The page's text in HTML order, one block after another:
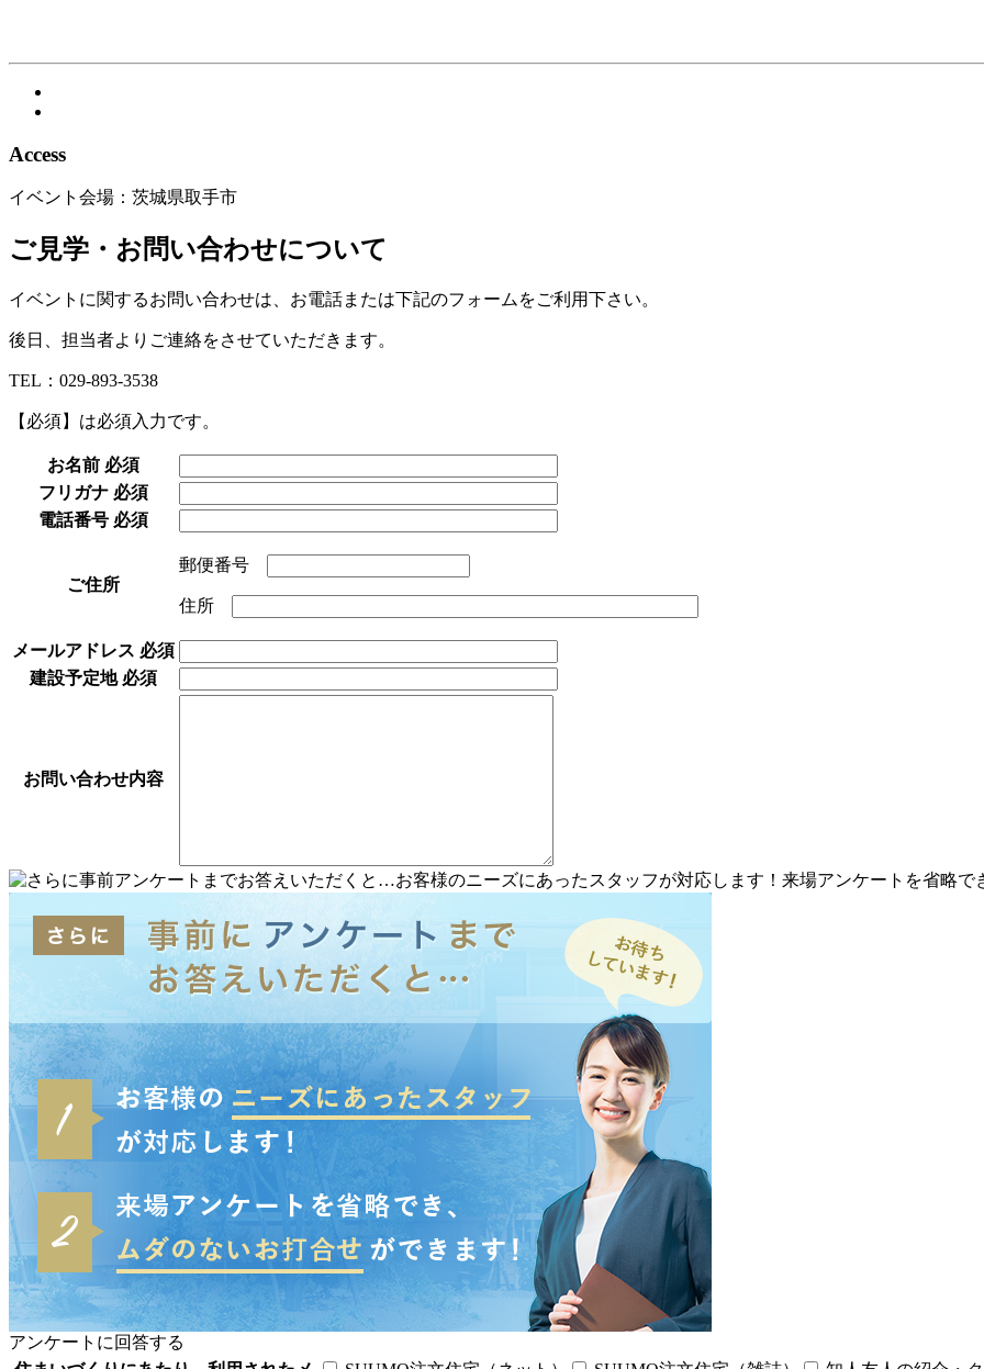
Access
イベント会場：茨城県取手市
ご見学・お問い合わせについて
イベントに関するお問い合わせは、お電話または下記のフォームをご利用下さい。
後日、担当者よりご連絡をさせていただきます。
TEL：029-893-3538
【必須】 は必須入力です。
お名前 必須
フリガナ 必須
電話番号 必須
ご住所
郵便番号
住所
メールアドレス 必須
建設予定地 必須
お問い合わせ内容
アンケートに回答する